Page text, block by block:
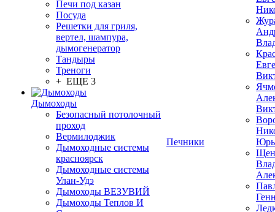
Печи под казан
Посуда
Решетки для гриля,
вертел, шампура,
дымогенератор
Тандыры
Треноги
+ ЕЩЕ 3
Дымоходы
Безопасный потолочный
проход
Вермилоджик
Дымоходные системы
красноярск
Дымоходные системы
Улан-Удэ
Дымоходы ВЕЗУВИЙ
Дымоходы Теплов И
Печники